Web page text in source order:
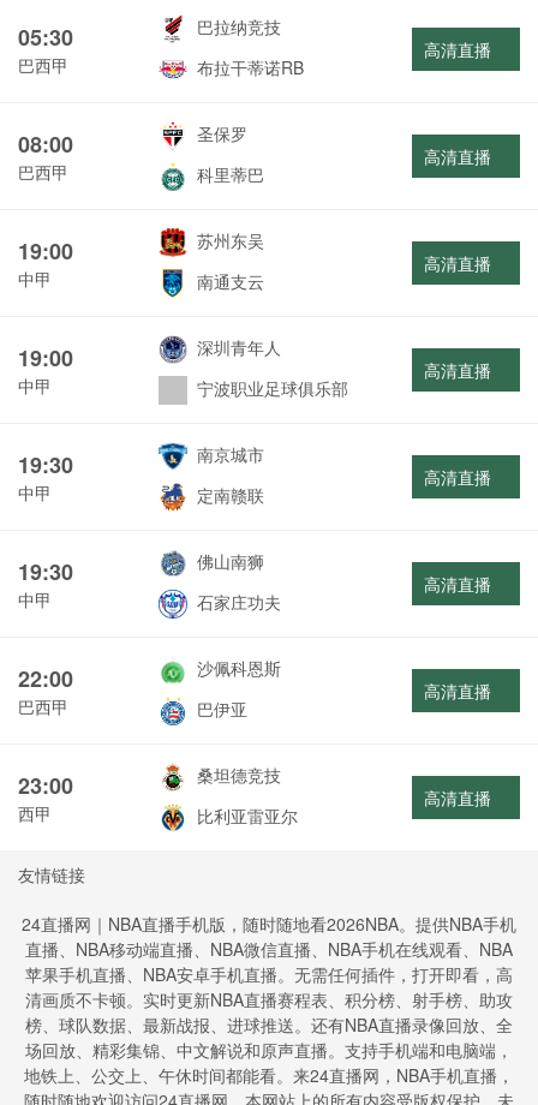
05:30
巴西甲
巴拉纳竞技
布拉干蒂诺RB
高清直播
08:00
巴西甲
圣保罗
科里蒂巴
高清直播
19:00
中甲
苏州东吴
南通支云
高清直播
19:00
中甲
深圳青年人
宁波职业足球俱乐部
高清直播
19:30
中甲
南京城市
定南赣联
高清直播
19:30
中甲
佛山南狮
石家庄功夫
高清直播
22:00
巴西甲
沙佩科恩斯
巴伊亚
高清直播
23:00
西甲
桑坦德竞技
比利亚雷亚尔
高清直播
友情链接
24直播网｜NBA直播手机版，随时随地看2026NBA。提供NBA手机
直播、NBA移动端直播、NBA微信直播、NBA手机在线观看、NBA
苹果手机直播、NBA安卓手机直播。无需任何插件，打开即看，高
清画质不卡顿。实时更新NBA直播赛程表、积分榜、射手榜、助攻
榜、球队数据、最新战报、进球推送。还有NBA直播录像回放、全
场回放、精彩集锦、中文解说和原声直播。支持手机端和电脑端，
地铁上、公交上、午休时间都能看。来24直播网，NBA手机直播，
随时随地欢迎访问24直播网，本网站上的所有内容受版权保护。未